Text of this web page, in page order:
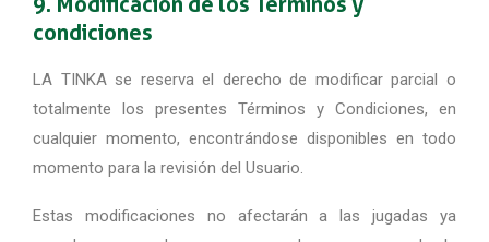
condiciones
LA TINKA se reserva el derecho de modificar parcial o
totalmente los presentes Términos y Condiciones, en
cualquier momento, encontrándose disponibles en todo
momento para la revisión del Usuario.
Estas modificaciones no afectarán a las jugadas ya